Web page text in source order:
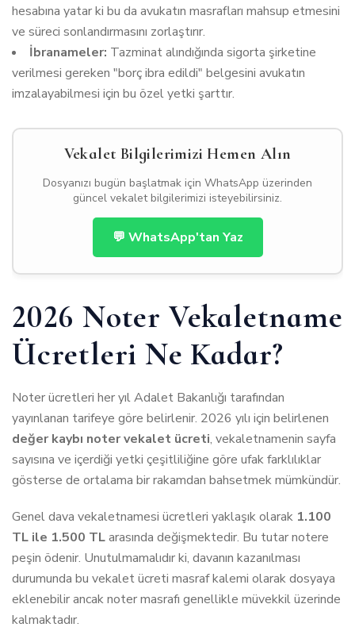
hesabına yatar ki bu da avukatın masrafları mahsup etmesini
ve süreci sonlandırmasını zorlaştırır.
İbranameler: Tazminat alındığında sigorta şirketine
verilmesi gereken "borç ibra edildi" belgesini avukatın
imzalayabilmesi için bu özel yetki şarttır.
Vekalet Bilgilerimizi Hemen Alın
Dosyanızı bugün başlatmak için WhatsApp üzerinden
güncel vekalet bilgilerimizi isteyebilirsiniz.
💬 WhatsApp'tan Yaz
2026 Noter Vekaletname
Ücretleri Ne Kadar?
Noter ücretleri her yıl Adalet Bakanlığı tarafından
yayınlanan tarifeye göre belirlenir. 2026 yılı için belirlenen
değer kaybı noter vekalet ücreti, vekaletnamenin sayfa
sayısına ve içerdiği yetki çeşitliliğine göre ufak farklılıklar
gösterse de ortalama bir rakamdan bahsetmek mümkündür.
Genel dava vekaletnamesi ücretleri yaklaşık olarak 1.100
TL ile 1.500 TLarasında değişmektedir. Bu tutar notere
peşin ödenir. Unutulmamalıdır ki, davanın kazanılması
durumunda bu vekalet ücreti masraf kalemi olarak dosyaya
eklenebilir ancak noter masrafı genellikle müvekkil üzerinde
kalmaktadır.